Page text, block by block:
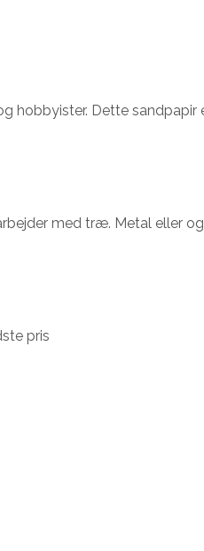
Dette sandpapir
med træ. Metal eller
pris